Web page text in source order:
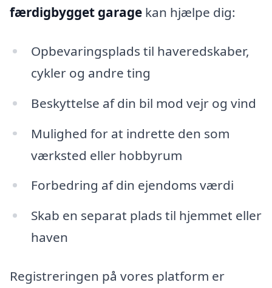
færdigbygget garage kan hjælpe dig:
Opbevaringsplads til haveredskaber,
cykler og andre ting
Beskyttelse af din bil mod vejr og vind
Mulighed for at indrette den som
værksted eller hobbyrum
Forbedring af din ejendoms værdi
Skab en separat plads til hjemmet eller
haven
Registreringen på vores platform er